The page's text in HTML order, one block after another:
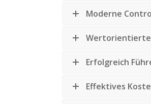
Moderne
Erfolgreich
Effektives